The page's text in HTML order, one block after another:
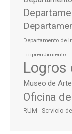
Departamento de
Emprendimiento
Logros
Museo de
Oficina
RUM Servicio